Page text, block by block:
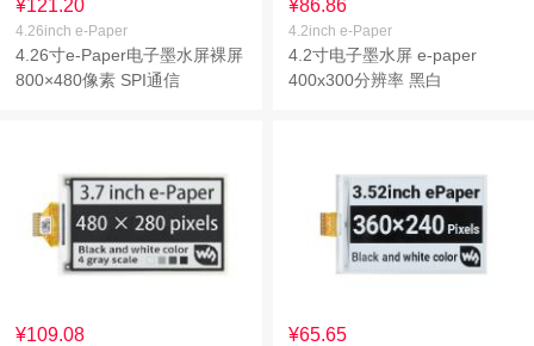
¥121.20
4.26inch e-Paper
4.26寸e-Paper电子墨水屏裸屏
800×480像素 SPI通信
¥86.86
4.2inch e-Paper
4.2寸电子墨水屏 e-paper
400x300分辨率 黑白
¥109.08 ¥65.65